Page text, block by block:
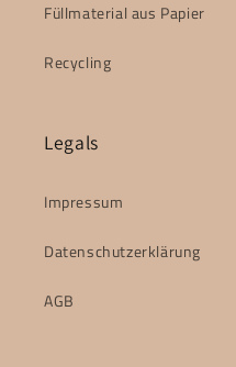
Füllmaterial aus Papier
Recycling
Legals
Impressum
Datenschutzerklärung
AGB